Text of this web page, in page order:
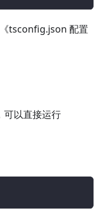
tsconfig.json 配置
可以直接运行